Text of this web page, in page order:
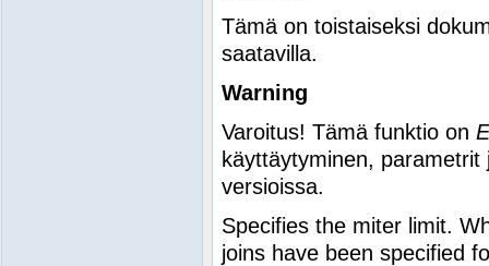
Tämä on toistaiseksi
saatavilla.
Warning
Varoitus! Tämä funktio on
käyttäytyminen,
versioissa.
Specifies the miter limit.
joins have been specified